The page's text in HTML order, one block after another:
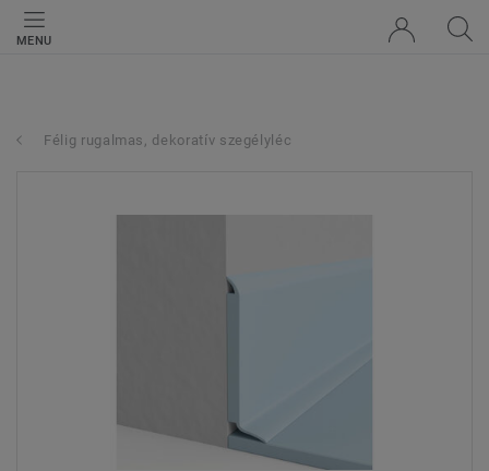
MENU
Félig rugalmas, dekoratív szegélyléc